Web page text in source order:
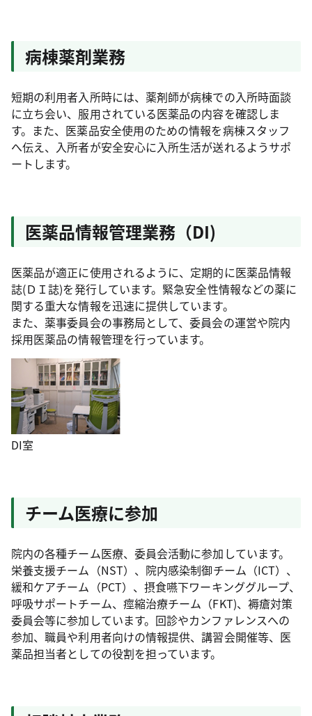
病棟薬剤業務
短期の利用者入所時には、薬剤師が病棟での入所時面談
に立ち会い、服用されている医薬品の内容を確認しま
す。また、医薬品安全使用のための情報を病棟スタッフ
へ伝え、入所者が安全安心に入所生活が送れるようサポ
ートします。
医薬品情報管理業務（DI)
医薬品が適正に使用されるように、定期的に医薬品情報
誌(ＤＩ誌)を発行しています。緊急安全性情報などの薬に
関する重大な情報を迅速に提供しています。
また、薬事委員会の事務局として、委員会の運営や院内
採用医薬品の情報管理を行っています。
DI室
チーム医療に参加
院内の各種チーム医療、委員会活動に参加しています。
栄養支援チーム（NST）、院内感染制御チーム（ICT）、
緩和ケアチーム（PCT）、摂食嚥下ワーキンググループ、
呼吸サポートチーム、痙縮治療チーム（FKT)、褥瘡対策
委員会等に参加しています。回診やカンファレンスへの
参加、職員や利用者向けの情報提供、講習会開催等、医
薬品担当者としての役割を担っています。